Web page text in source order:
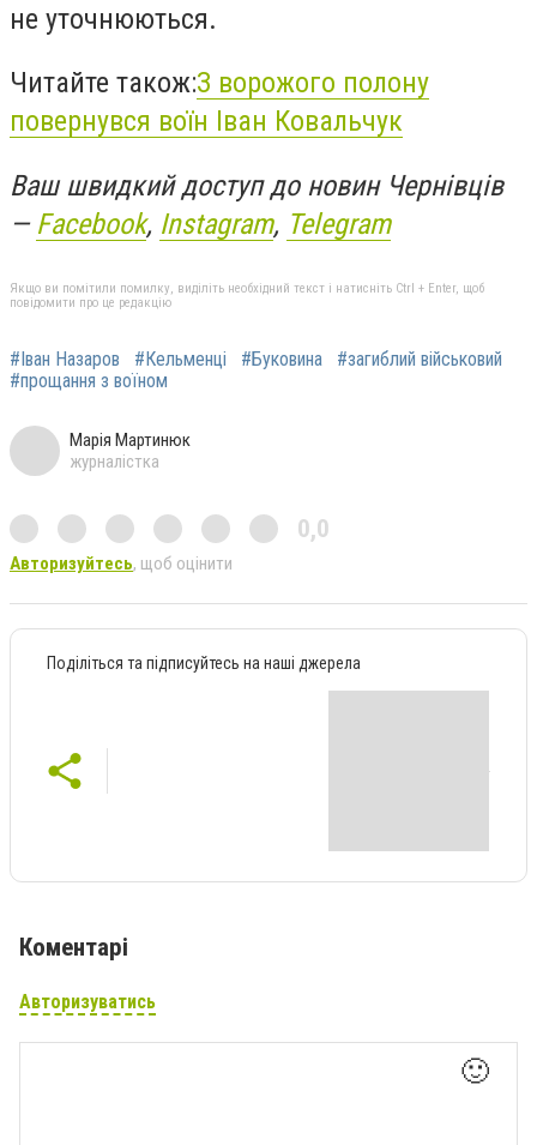
не уточнюються.
Читайте також:З ворожого полону
повернувся воїн Іван Ковальчук
Ваш швидкий доступ до новин Чернівців
— Facebook, Instagram, Telegram
Якщо ви помітили помилку, виділіть необхідний текст і натисніть Ctrl + Enter, щоб
повідомити про це редакцію
#Іван Назаров #Кельменці #Буковина
#загиблий військовий
#прощання з воїном
Марія Мартинюк
журналістка
0,0
Авторизуйтесь, щоб оцінити
Поділіться та підписуйтесь на наші джерела
Коментарі
Авторизуватись
🙂